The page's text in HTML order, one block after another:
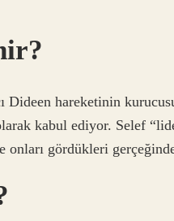
hareketinin
kabul ediyor. Selef
onları gördükleri